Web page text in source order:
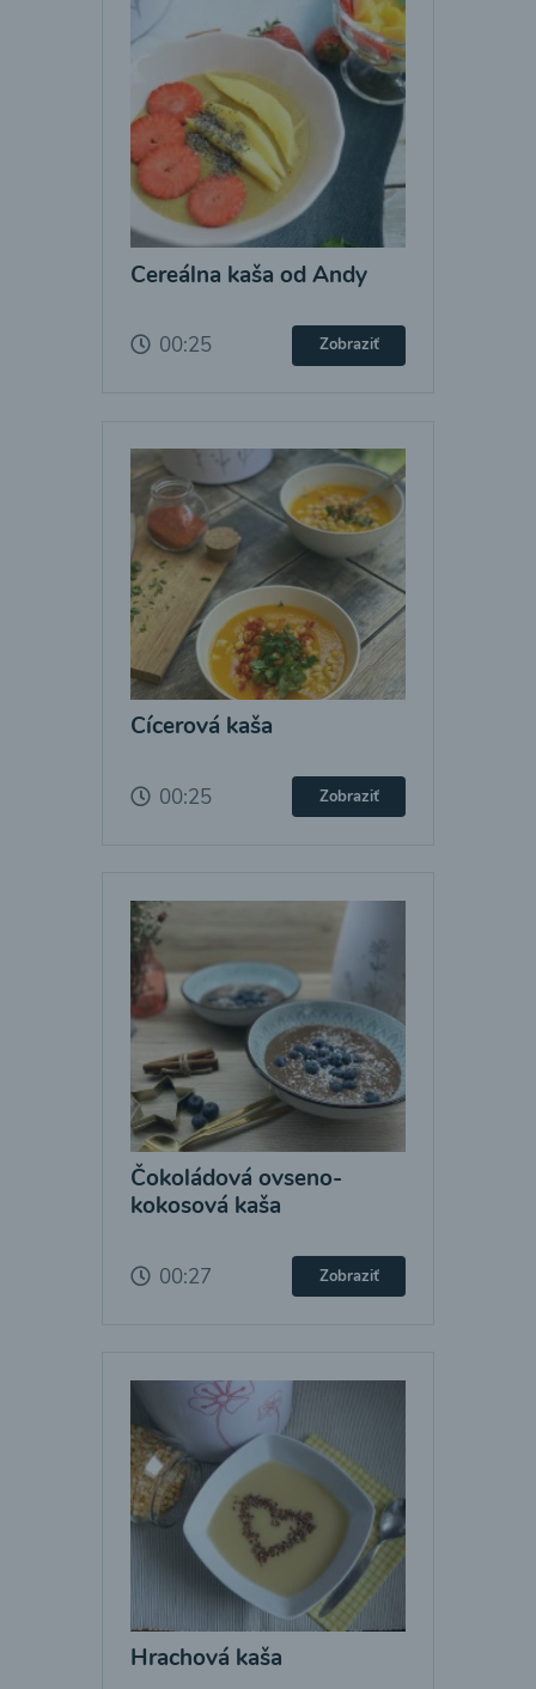
Cereálna kaša od Andy
00:25 Zobraziť
Cícerová kaša
00:25 Zobraziť
Čokoládová ovseno-
kokosová kaša
00:27 Zobraziť
Hrachová kaša